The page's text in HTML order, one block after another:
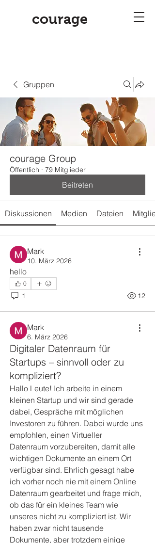
courage
Gruppen
courage Group
Öffentlich · 79 Mitglieder
Beitreten
Diskussionen Medien Dateien
Mark
10. März 2026
hello
0
1 12
Mark
6. März 2026
Digitaler Datenraum für
Startups – sinnvoll oder zu
kompliziert?
Hallo Leute! Ich arbeite in einem
kleinen Startup und wir sind gerade
dabei, Gespräche mit möglichen
Investoren zu führen. Dabei wurde uns
empfohlen, einen Virtueller
Datenraum vorzubereiten, damit alle
wichtigen Dokumente an einem Ort
verfügbar sind. Ehrlich gesagt habe
ich vorher noch nie mit einem Online
Datenraum gearbeitet und frage mich,
ob das für ein kleines Team wie
unseres nicht zu kompliziert ist. Wir
haben zwar nicht tausende
Dokumente, aber trotzdem einige